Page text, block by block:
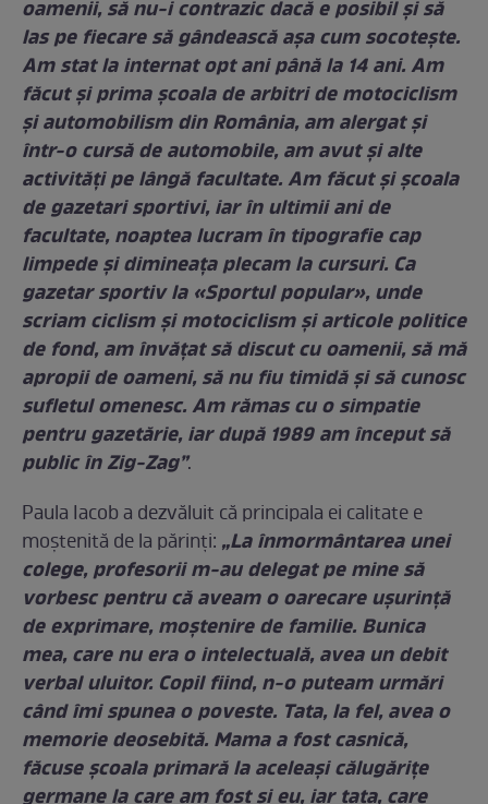
oamenii, să nu-i contrazic dacă e posibil și să
las pe fiecare să gândească așa cum socotește.
Am stat la internat opt ani până la 14 ani. Am
făcut și prima școala de arbitri de motociclism
și automobilism din România, am alergat și
într-o cursă de automobile, am avut și alte
activități pe lângă facultate. Am făcut și școala
de gazetari sportivi, iar în ultimii ani de
facultate, noaptea lucram în tipografie cap
limpede și dimineața plecam la cursuri. Ca
gazetar sportiv la «Sportul popular», unde
scriam ciclism și motociclism și articole politice
de fond, am învățat să discut cu oamenii, să mă
apropii de oameni, să nu fiu timidă și să cunosc
sufletul omenesc. Am rămas cu o simpatie
pentru gazetărie, iar după 1989 am început să
public în Zig-Zag”.
Paula Iacob a dezvăluit că principala ei calitate e
moștenită de la părinți: „La înmormântarea unei
colege, profesorii m-au delegat pe mine să
vorbesc pentru că aveam o oarecare ușurință
de exprimare, moștenire de familie. Bunica
mea, care nu era o intelectuală, avea un debit
verbal uluitor. Copil fiind, n-o puteam urmări
când îmi spunea o poveste. Tata, la fel, avea o
memorie deosebită. Mama a fost casnică,
făcuse școala primară la aceleași călugărițe